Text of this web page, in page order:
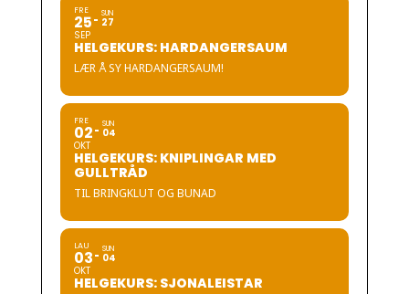
FRE
25
SEP
SUN
27
HELGEKURS: HARDANGERSAUM
LÆR Å SY HARDANGERSAUM!
FRE
02
OKT
SUN
04
HELGEKURS: KNIPLINGAR MED
GULLTRÅD
TIL BRINGKLUT OG BUNAD
LAU
03
OKT
SUN
04
HELGEKURS: SJONALEISTAR